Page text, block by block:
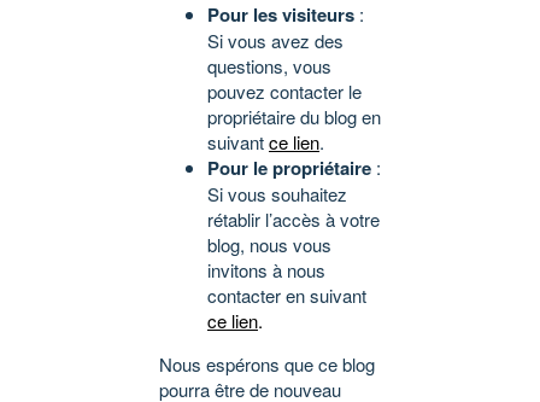
Pour les visiteurs :
Si vous avez des
questions, vous
pouvez contacter le
propriétaire du blog en
suivantce lien.
Pour le propriétaire :
Si vous souhaitez
rétablir l’accès à votre
blog, nous vous
invitons à nous
contacter en suivant
ce lien.
Nous espérons que ce blog
pourra être de nouveau